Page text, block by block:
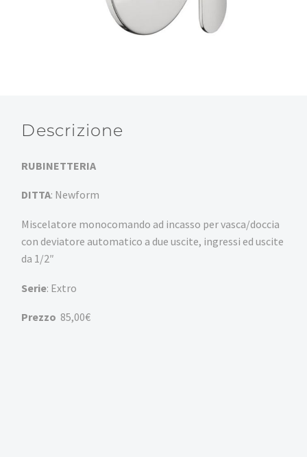
Descrizione
RUBINETTERIA
DITTA: Newform
Miscelatore monocomando ad incasso per vasca/doccia
con deviatore automatico a due uscite, ingressi ed uscite
da 1/2″
Serie: Extro
Prezzo 85,00€